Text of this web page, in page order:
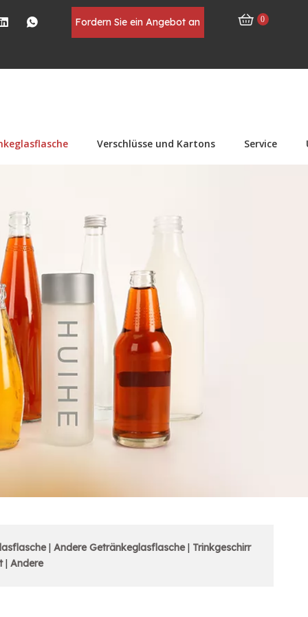
Fordern Sie ein Angebot an 0
Verschlüsse und Kartons Service
| Andere Getränkeglasflasche | Trinkgeschirr
| Andere